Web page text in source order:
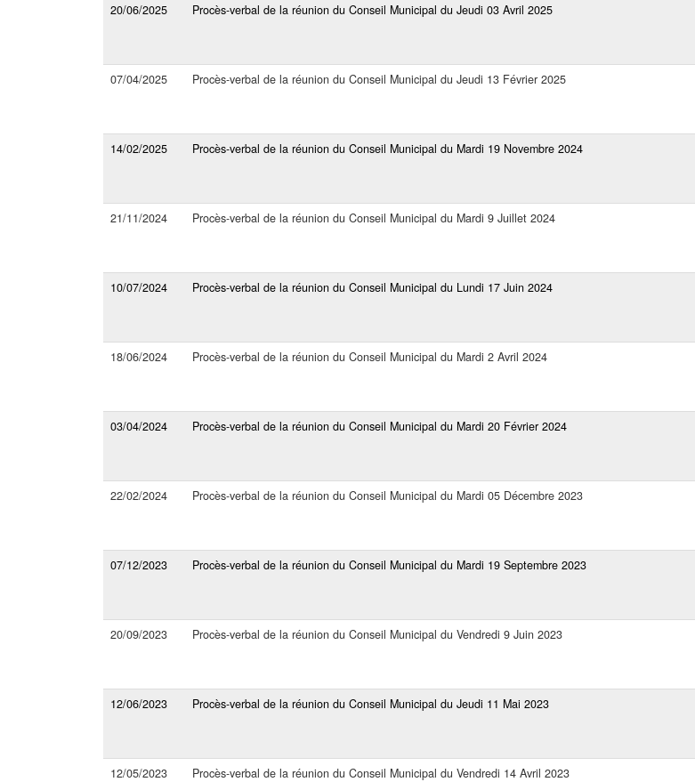
20/06/2025 Procès-verbal de la réunion du Conseil Municipal du Jeudi 03 Avril 2025
07/04/2025 Procès-verbal de la réunion du Conseil Municipal du Jeudi 13 Février 2025
14/02/2025 Procès-verbal de la réunion du Conseil Municipal du Mardi 19 Novembre 2024
21/11/2024 Procès-verbal de la réunion du Conseil Municipal du Mardi 9 Juillet 2024
10/07/2024 Procès-verbal de la réunion du Conseil Municipal du Lundi 17 Juin 2024
18/06/2024 Procès-verbal de la réunion du Conseil Municipal du Mardi 2 Avril 2024
03/04/2024 Procès-verbal de la réunion du Conseil Municipal du Mardi 20 Février 2024
22/02/2024 Procès-verbal de la réunion du Conseil Municipal du Mardi 05 Décembre 2023
07/12/2023 Procès-verbal de la réunion du Conseil Municipal du Mardi 19 Septembre 2023
20/09/2023 Procès-verbal de la réunion du Conseil Municipal du Vendredi 9 Juin 2023
12/06/2023 Procès-verbal de la réunion du Conseil Municipal du Jeudi 11 Mai 2023
12/05/2023 Procès-verbal de la réunion du Conseil Municipal du Vendredi 14 Avril 2023